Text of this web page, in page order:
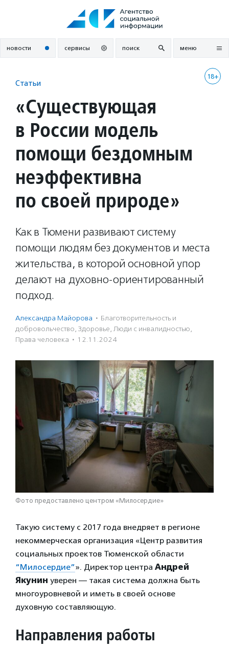
новости сервисы поиск меню
18+
Статьи
«Существующая
в России модель
помощи бездомным
неэффективна
по своей природе»
Как в Тюмени развивают систему
помощи людям без документов и места
жительства, в которой основной упор
делают на духовно-ориентированный
подход.
Александра Майорова · Благотвори­тель­ность и
доброволь­чест­во, Здоровье, Люди с инвалидностью,
Права человека · 12.11.2024
Фото предоставлено центром «Милосердие»
Такую систему с 2017 года внедряет в регионе
некоммерческая организация «Центр развития
социальных проектов Тюменской области
“Милосердие”». Директор центра Андрей
Якунин уверен — такая система должна быть
многоуровневой и иметь в своей основе
духовную составляющую.
Направления работы